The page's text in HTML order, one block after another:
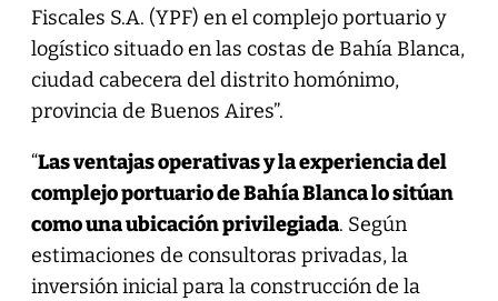
Fiscales S.A. (YPF) en el complejo portuario y
logístico situado en las costas de Bahía Blanca,
ciudad cabecera del distrito homónimo,
provincia de Buenos Aires”.
“Las ventajas operativas y la experiencia del
complejo portuario de Bahía Blanca lo sitúan
como una ubicación privilegiada. Según
estimaciones de consultoras privadas, la
inversión inicial para la construcción de la